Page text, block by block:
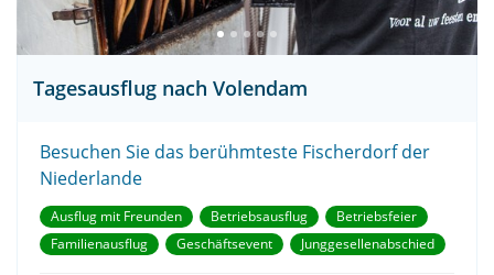
Tagesausflug nach Volendam
Besuchen Sie das berühmteste Fischerdorf der
Niederlande
Ausflug mit Freunden Betriebsausflug
Betriebsfeier
Familienausflug
Geschäftsevent Junggesellenabschied